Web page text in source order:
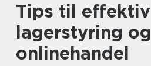
Tips til effektiv
lagerstyring
onlinehandel